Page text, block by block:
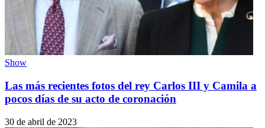
Show
Las más recientes fotos del rey Carlos III y Camila a
pocos días de su acto de coronación
30 de abril de 2023